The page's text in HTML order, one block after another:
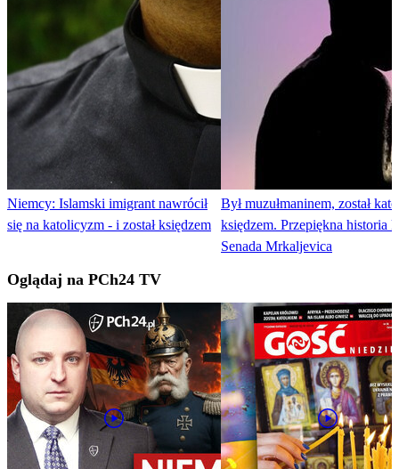
Niemcy: Islamski imigrant nawrócił
się na katolicyzm - i został księdzem
Był muzułmaninem, został
księdzem. Przepiękna historia
Senada Mrkaljevica
Oglądaj na PCh24 TV